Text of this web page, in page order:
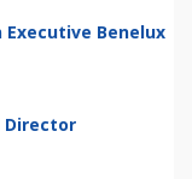
Executive Benelux
Director